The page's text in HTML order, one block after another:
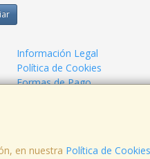
en nuestra Política de Cookies
Información Legal
Política de Cookies
Formas de Pago
- C.I.F.: 25153243Y - Tfno: